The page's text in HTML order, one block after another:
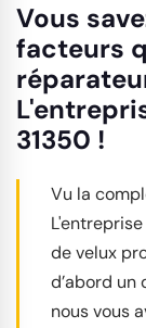
Vous
facteurs
31350 !
Vu la
de velux
d’abord un
nous vous